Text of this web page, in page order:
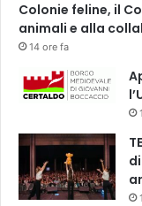
d
A
S
L
Colonie feline, il
animali e alla
14 ore fa